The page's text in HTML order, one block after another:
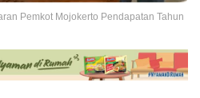
Pemkot Mojokerto Pendapatan Tahun